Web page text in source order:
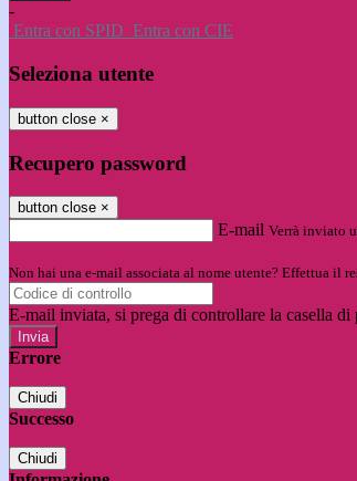
-
Entra con SPID Entra con CIE
Seleziona utente
button close ×
Recupero password
button close ×
E-mail Verrà inviato
Non hai una e-mail associata al nome utente? Effettua il
E-mail inviata, si prega di controllare la casella di
Errore
Chiudi
Successo
Chiudi